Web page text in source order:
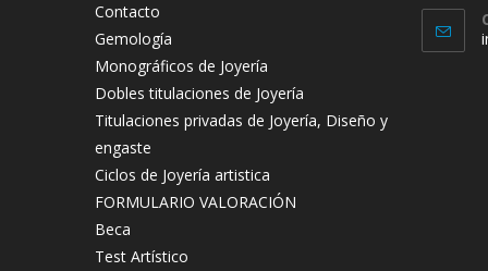
Contacto
Gemología
Monográficos de Joyería
Dobles titulaciones de Joyería
Titulaciones privadas de Joyería, Diseño y
engaste
Ciclos de Joyería artistica
FORMULARIO VALORACIÓN
Beca
Test Artístico